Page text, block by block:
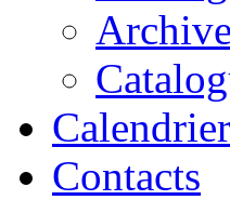
Calendrier
Contacts